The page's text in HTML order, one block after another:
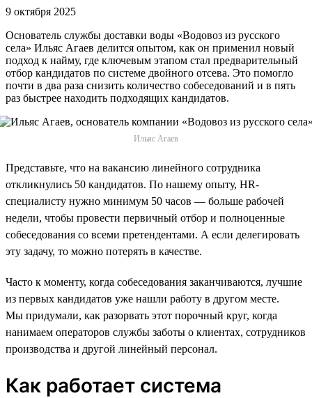
9 октября 2025
Основатель службы доставки воды «Водовоз из русского
села» Ильяс Агаев делится опытом, как он применил новый
подход к найму, где ключевым этапом стал предварительный
отбор кандидатов по системе двойного отсева. Это помогло
почти в два раза снизить количество собеседований и в пять
раз быстрее находить подходящих кандидатов.
Ильяс Агаев
Представьте, что на вакансию линейного сотрудника
откликнулись 50 кандидатов. По нашему опыту, HR-
специалисту нужно минимум 50 часов — больше рабочей
недели, чтобы провести первичный отбор и полноценные
собеседования со всеми претендентами. А если делегировать
эту задачу, то можно потерять в качестве.
Часто к моменту, когда собеседования заканчиваются, лучшие
из первых кандидатов уже нашли работу в другом месте.
Мы придумали, как разорвать этот порочный круг, когда
нанимаем операторов службы заботы о клиентах, сотрудников
производства и другой линейный персонал.
Как работает система